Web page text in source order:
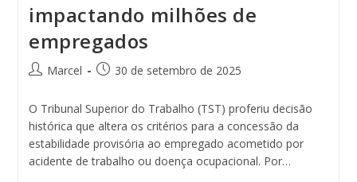
impactando milhões de
empregados
Marcel 30 de setembro de 2025
O Tribunal Superior do Trabalho (TST) proferiu decisão
histórica que altera os critérios para a concessão da
estabilidade provisória ao empregado acometido por
acidente de trabalho ou doença ocupacional. Por…